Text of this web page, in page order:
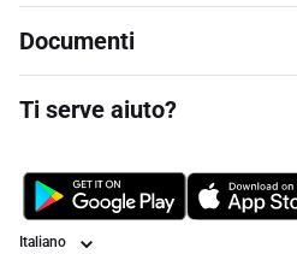
Documenti
Ti serve aiuto?
Lingua